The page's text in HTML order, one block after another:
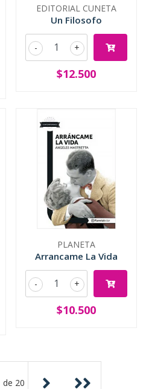
EDITORIAL CUNETA
Un Filosofo
+
-
$12.500
PLANETA
Arrancame La Vida
+
-
$10.500
de 20